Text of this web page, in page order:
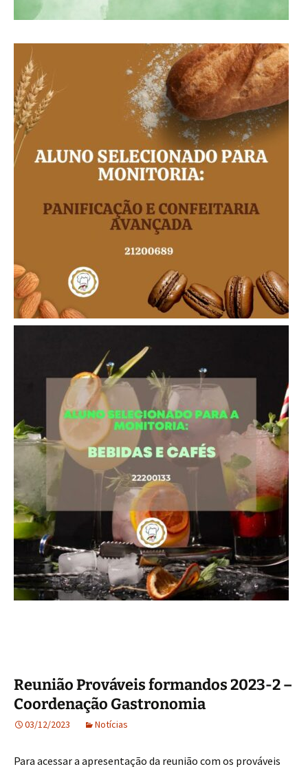
Reunião Prováveis formandos 2023-2 –
Coordenação Gastronomia
03/12/2023 Notícias
Para acessar a apresentação da reunião com os prováveis